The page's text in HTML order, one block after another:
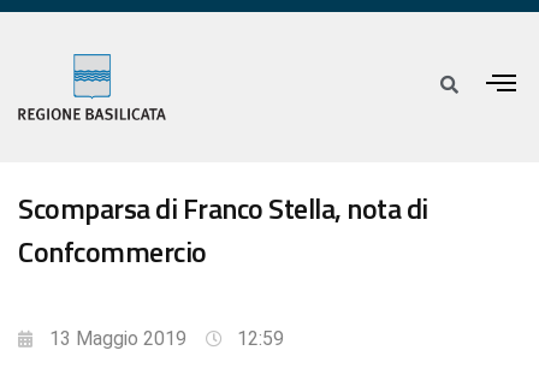
Scomparsa di Franco Stella, nota di
Confcommercio
13 Maggio 2019 12:59